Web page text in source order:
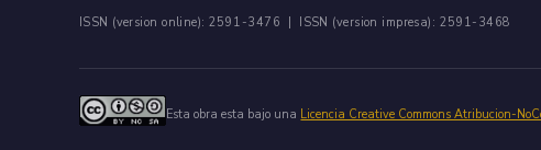
ISSN (version online): 2591-3476 | ISSN (version impresa): 2591-3468
Esta obra esta bajo una Licencia Creative Commons Atribucion-